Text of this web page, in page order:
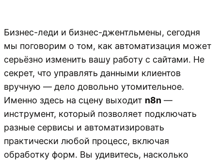
Бизнес-леди и бизнес-джентльмены, сегодня
мы поговорим о том, как автоматизация может
серьёзно изменить вашу работу с сайтами. Не
секрет, что управлять данными клиентов
вручную — дело довольно утомительное.
Именно здесь на сцену выходит n8n —
инструмент, который позволяет подключать
разные сервисы и автоматизировать
практически любой процесс, включая
обработку форм. Вы удивитесь, насколько